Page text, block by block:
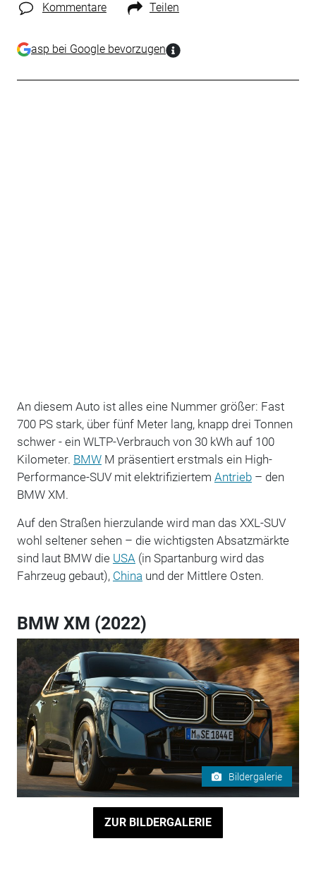
Kommentare Teilen
asp bei Google bevorzugen
An diesem Auto ist alles eine Nummer größer: Fast
700 PS stark, über fünf Meter lang, knapp drei Tonnen
schwer - ein WLTP-Verbrauch von 30 kWh auf 100
Kilometer. BMWM präsentiert erstmals ein High-
Performance-SUV mit elektrifiziertem Antrieb– den
BMW XM.
Auf den Straßen hierzulande wird man das XXL-SUV
wohl seltener sehen – die wichtigsten Absatzmärkte
sind laut BMW die USA (in Spartanburg wird das
Fahrzeug gebaut), China und der Mittlere Osten.
BMW XM (2022)
Bildergalerie
ZUR BILDERGALERIE